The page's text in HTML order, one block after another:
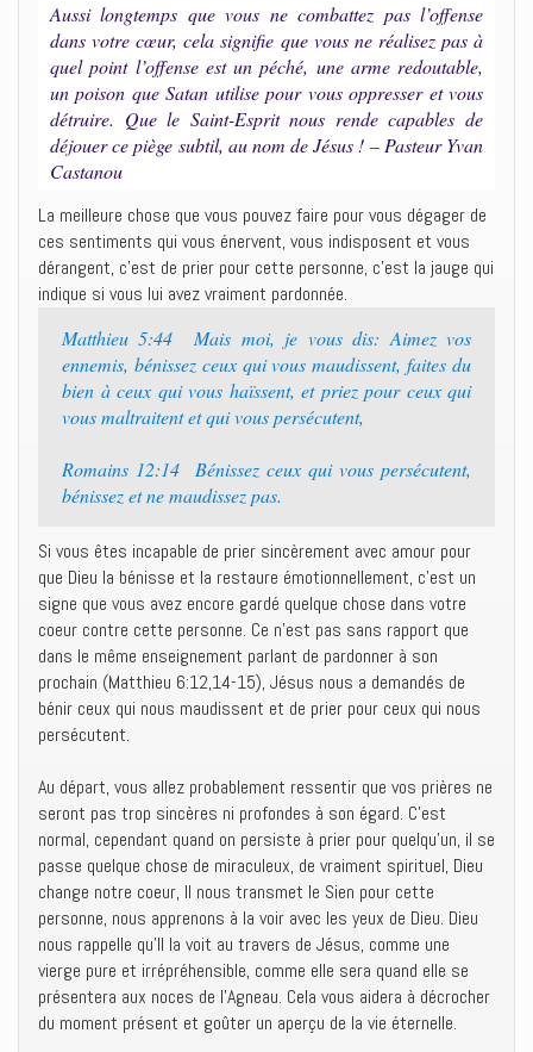
Aussi longtemps que vous ne combattez pas l’offense
dans votre cœur, cela signifie que vous ne réalisez pas à
quel point l’offense est un péché, une arme redoutable,
un poison que Satan utilise pour vous oppresser et vous
détruire. Que le Saint-Esprit nous rende capables de
déjouer ce piège subtil, au nom de Jésus ! – Pasteur Yvan
Castanou
La meilleure chose que vous pouvez faire pour vous dégager de
ces sentiments qui vous énervent, vous indisposent et vous
dérangent, c’est de prier pour cette personne, c’est la jauge qui
indique si vous lui avez vraiment pardonnée.
Matthieu 5:44 Mais moi, je vous dis: Aimez vos
ennemis, bénissez ceux qui vous maudissent, faites du
bien à ceux qui vous haïssent, et priez pour ceux qui
vous maltraitent et qui vous persécutent,
Romains 12:14 Bénissez ceux qui vous persécutent,
bénissez et ne maudissez pas.
Si vous êtes incapable de prier sincèrement avec amour pour
que Dieu la bénisse et la restaure émotionnellement, c’est un
signe que vous avez encore gardé quelque chose dans votre
coeur contre cette personne. Ce n’est pas sans rapport que
dans le même enseignement parlant de pardonner à son
prochain (Matthieu 6:12,14-15), Jésus nous a demandés de
bénir ceux qui nous maudissent et de prier pour ceux qui nous
persécutent.
Au départ, vous allez probablement ressentir que vos prières ne
seront pas trop sincères ni profondes à son égard. C’est
normal, cependant quand on persiste à prier pour quelqu’un, il se
passe quelque chose de miraculeux, de vraiment spirituel, Dieu
change notre coeur, Il nous transmet le Sien pour cette
personne, nous apprenons à la voir avec les yeux de Dieu. Dieu
nous rappelle qu’Il la voit au travers de Jésus, comme une
vierge pure et irrépréhensible, comme elle sera quand elle se
présentera aux noces de l’Agneau. Cela vous aidera à décrocher
du moment présent et goûter un aperçu de la vie éternelle.